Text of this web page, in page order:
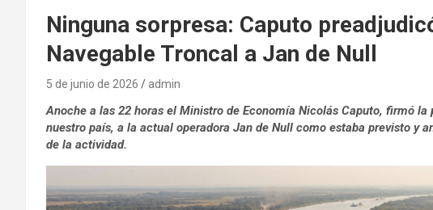
Ninguna sorpresa: Caputo
Navegable Troncal a Jan de Null
5 de junio de 2026 admin
Anoche a las 22 horas el Ministro de Economía Nicolás Caputo, firmó
nuestro país, a la actual operadora Jan de Null como estaba previsto y
de la actividad.